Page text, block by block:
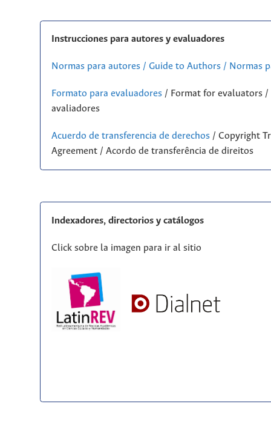
Instrucciones para autores y evaluadores
Normas para autores / Guide to Authors / Normas
Formato para evaluadores/ Format for evaluators /
avaliadores
Acuerdo de transferencia de derechos/ Copyright
Agreement / Acordo de transferência de direitos
Indexadores, directorios y catálogos
Click sobre la imagen para ir al sitio